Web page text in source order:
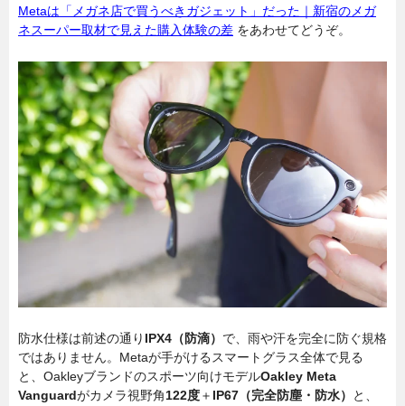
Metaは「メガネ店で買うべきガジェット」だった｜新宿のメガ
ネスーパー取材で見えた購入体験の差 をあわせてどうぞ。
防水仕様は前述の通り IPX4（防滴） で、雨や汗を完全に防ぐ規格
ではありません。Metaが手がけるスマートグラス全体で見る
と、Oakleyブランドのスポーツ向けモデルOakley Meta
Vanguardがカメラ視野角122度＋ IP67（完全防塵・防水）
と、